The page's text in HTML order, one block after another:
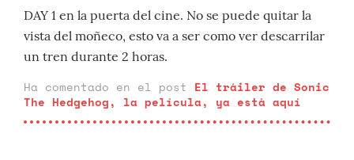
DAY 1 en la puerta del cine. No se puede quitar la
vista del moñeco, esto va a ser como ver descarrilar
un tren durante 2 horas.
Ha comentado en el post El tráiler de Sonic
The Hedgehog, la película, ya está aquí